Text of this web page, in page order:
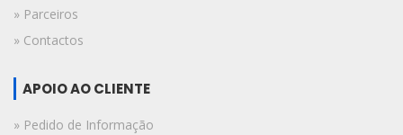
» Parceiros
» Contactos
APOIO AO CLIENTE
» Pedido de Informação